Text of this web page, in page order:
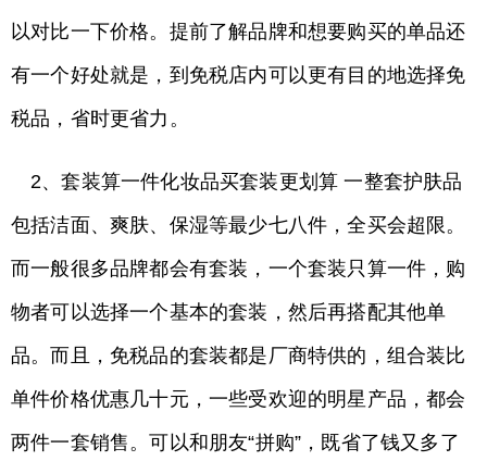
以对比一下价格。提前了解品牌和想要购买的单品还
有一个好处就是，到免税店内可以更有目的地选择免
税品，省时更省力。
2、套装算一件化妆品买套装更划算 一整套护肤品
包括洁面、爽肤、保湿等最少七八件，全买会超限。
而一般很多品牌都会有套装，一个套装只算一件，购
物者可以选择一个基本的套装，然后再搭配其他单
品。而且，免税品的套装都是厂商特供的，组合装比
单件价格优惠几十元，一些受欢迎的明星产品，都会
两件一套销售。可以和朋友“拼购”，既省了钱又多了